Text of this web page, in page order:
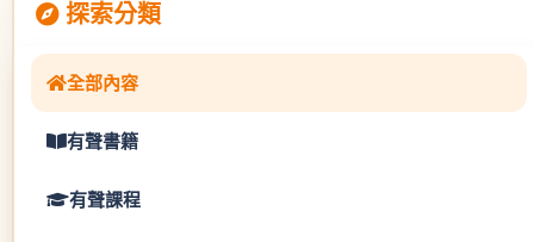
探索分類
全部內容
有聲書籍
有聲課程